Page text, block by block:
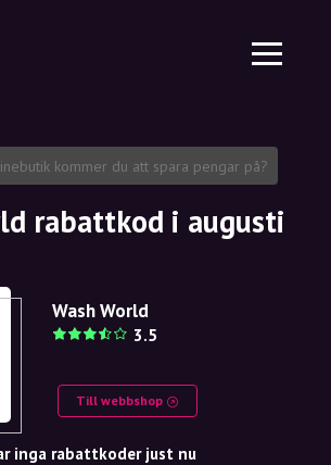
iPad
rabattkod i augusti
Wash World
3.5
Till webbshop
inga rabattkoder just nu